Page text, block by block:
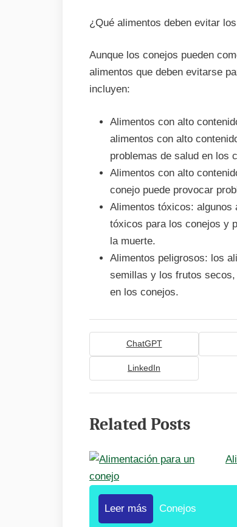
¿Qué alimentos deben evitar
Aunque los conejos pueden
alimentos que deben evitarse
incluyen:
Alimentos con alto
alimentos con alto
problemas de salud en los
Alimentos con alto
conejo puede provocar
Alimentos tóxicos: algunos
tóxicos para los conejos y
la muerte.
Alimentos peligrosos: los
semillas y los frutos
en los conejos.
ChatGPT
LinkedIn
Related Posts
Leer más Conejos